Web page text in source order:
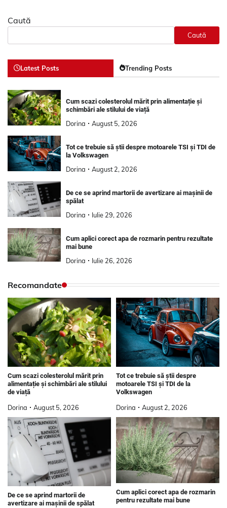
Caută
Caută
Latest Posts Trending Posts
Cum scazi colesterolul mărit prin alimentație și
schimbări ale stilului de viață
Dorina August 5, 2026
Tot ce trebuie să știi despre motoarele TSI și TDI de
la Volkswagen
Dorina August 2, 2026
De ce se aprind martorii de avertizare ai mașinii de
spălat
Dorina Iulie 29, 2026
Cum aplici corect apa de rozmarin pentru rezultate
mai bune
Dorina Iulie 26, 2026
Recomandate
Cum scazi colesterolul mărit prin
alimentație și schimbări ale stilului
de viață
Dorina August 5, 2026
Tot ce trebuie să știi despre
motoarele TSI și TDI de la
Volkswagen
Dorina August 2, 2026
De ce se aprind martorii de
avertizare ai mașinii de spălat
Cum aplici corect apa de rozmarin
pentru rezultate mai bune